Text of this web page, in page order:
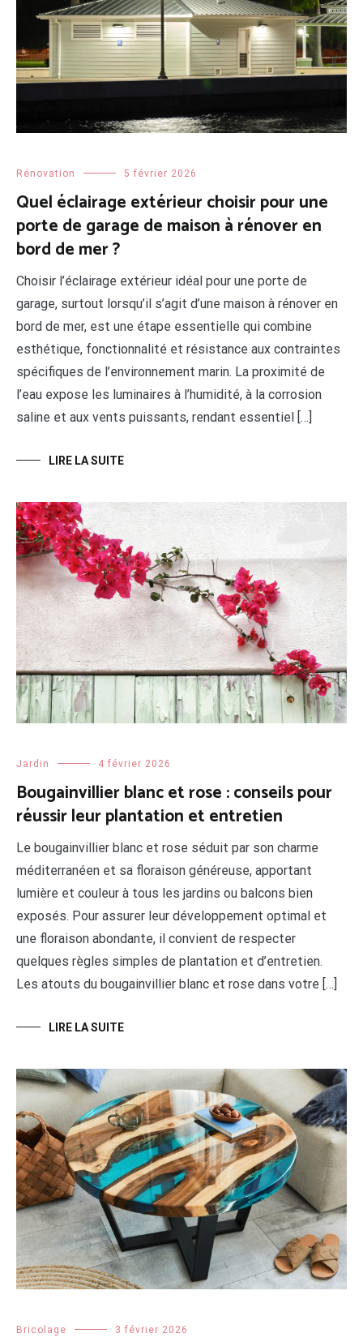
Rénovation 5 février 2026
Quel éclairage extérieur choisir pour une
porte de garage de maison à rénover en
bord de mer ?
Choisir l’éclairage extérieur idéal pour une porte de
garage, surtout lorsqu’il s’agit d’une maison à rénover en
bord de mer, est une étape essentielle qui combine
esthétique, fonctionnalité et résistance aux contraintes
spécifiques de l’environnement marin. La proximité de
l’eau expose les luminaires à l’humidité, à la corrosion
saline et aux vents puissants, rendant essentiel […]
LIRE LA SUITE
Jardin 4 février 2026
Bougainvillier blanc et rose : conseils pour
réussir leur plantation et entretien
Le bougainvillier blanc et rose séduit par son charme
méditerranéen et sa floraison généreuse, apportant
lumière et couleur à tous les jardins ou balcons bien
exposés. Pour assurer leur développement optimal et
une floraison abondante, il convient de respecter
quelques règles simples de plantation et d’entretien.
Les atouts du bougainvillier blanc et rose dans votre […]
LIRE LA SUITE
Bricolage 3 février 2026